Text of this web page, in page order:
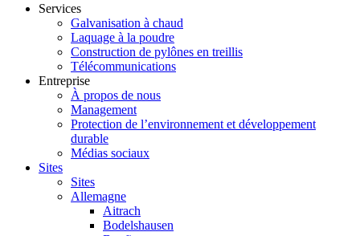
Services
Galvanisation à chaud
Laquage à la poudre
Construction de pylônes en treillis
Télécommunications
Entreprise
À propos de nous
Management
Protection de l’environnement et développement
durable
Médias sociaux
Sites
Sites
Allemagne
Aitrach
Bodelshausen